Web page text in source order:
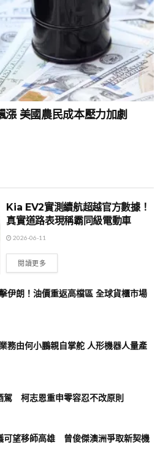
漲 美國農民成本壓力加劇
Kia EV2實測續航超越官方數據！
真實道路表現稱霸同級電動車
2026-06-11
閱讀更多
伊朗！油價重返高檔區 全球貨櫃市場
務由何小鵬親自掌舵 人形機器人量產
駕 柯志恩重申零容忍不改原則
可望移師高雄 曾俊傑澳洲爭取新契機